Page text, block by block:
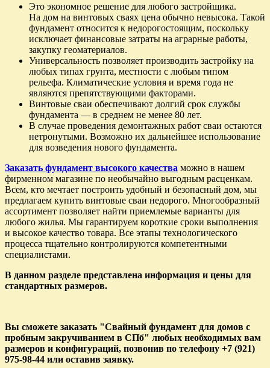
Это экономное решение для любого застройщика.
На дом на винтовых сваях цена обычно невысока. Такой
фундамент относится к недорогостоящим, поскольку
исключает финансовые затраты на аграрные работы,
закупку геоматериалов.
Универсальность позволяет производить застройку на
любых типах грунта, местности с любым типом
рельефа. Климатические условия и время года не
являются препятствующими факторами.
Винтовые сваи обеспечивают долгий срок службы
фундамента — в среднем не менее 80 лет.
В случае проведения демонтажных работ сваи остаются
нетронутыми. Возможно их дальнейшее использование
для возведения нового фундамента.
Заказать фундамент высокого качества можно в нашем
фирменном магазине по необычайно выгодным расценкам.
Всем, кто мечтает построить удобный и безопасный дом, мы
предлагаем купить винтовые сваи недорого. Многообразный
ассортимент позволяет найти приемлемые варианты для
любого жилья. Мы гарантируем короткие сроки выполнения
и высокое качество товара. Все этапы технологического
процесса тщательно контролируются компетентными
специалистами.
В данном разделе представлена информация и цены для
стандартных размеров.
Вы сможете заказать "Свайный фундамент для домов c
пробным закручиванием в СПб" любых необходимых вам
размеров и конфигураций, позвонив по телефону +7 (921)
975-98-44 или оставив заявку.